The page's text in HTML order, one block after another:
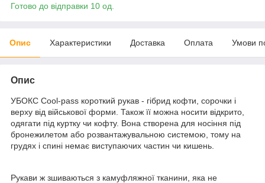
Готово до відправки 10 од.
Опис Характеристики Доставка Оплата Умови
Опис
УБОКС Cool-pass короткий рукав - гібрид кофти, сорочки і
верху від військової форми. Також її можна носити відкрито,
одягати під куртку чи кофту. Вона створена для носіння під
бронежилетом або розвантажувальною системою, тому на
грудях і спині немає виступаючих частин чи кишень.
Рукави ж зшиваються з камуфляжної тканини, яка не